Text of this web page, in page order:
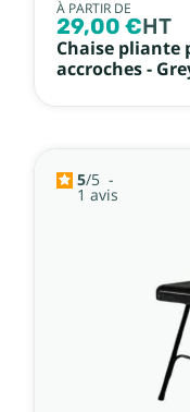
À PARTIR DE
29,00 €HT
Chaise pliante
accroches -
5/5 -
1 avis